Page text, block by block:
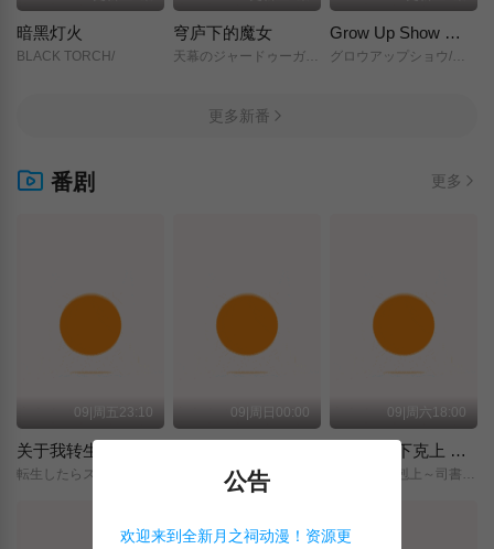
暗黑灯火
BLACK TORCH/
穹庐下的魔女
天幕のジャードゥーガル/
Grow Up Show ～向日葵马戏团～
グロウアップショウ/～ひまわりのサーカス団～/
更多新番
番剧 更多
09|周五23:10 09|周日00:00 09|周六18:00
小书痴的下克上 〜为了成为图书管理员而不择手段〜 领主的养女
公告
欢迎来到全新月之祠动漫！资源更